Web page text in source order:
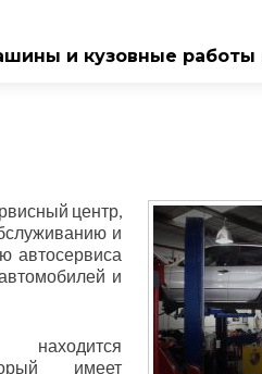
и кузовные работы
центр,
и
автосервиса
и
имеет